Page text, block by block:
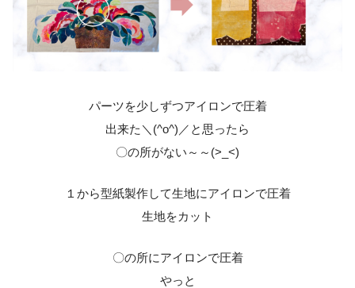
パーツを少しずつアイロンで圧着
出来た＼(^o^)／と思ったら
〇の所がない～～(>_<)
１から型紙製作して生地にアイロンで圧着
生地をカット
〇の所にアイロンで圧着
やっと